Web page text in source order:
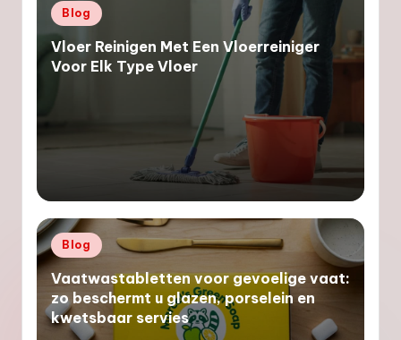
Geplaatst
in
Blog
Vloer Reinigen Met Een Vloerreiniger
Voor Elk Type Vloer
Geplaatst
in
Blog
Vaatwastabletten voor gevoelige vaat:
zo beschermt u glazen, porselein en
kwetsbaar servies